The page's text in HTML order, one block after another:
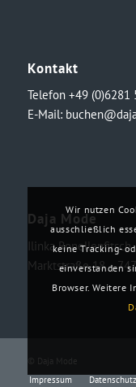
Kontakt
Telefon +49 (0)6281
E-Mail:
Daja Mode
Ilinka Ronellenfitsch
Marktstraße 18・
© Daja Mode
Impressum
Datenschutz
Wir nutzen
ausschließlich
keine Tracking-
einverstanden
Browser. Weitere